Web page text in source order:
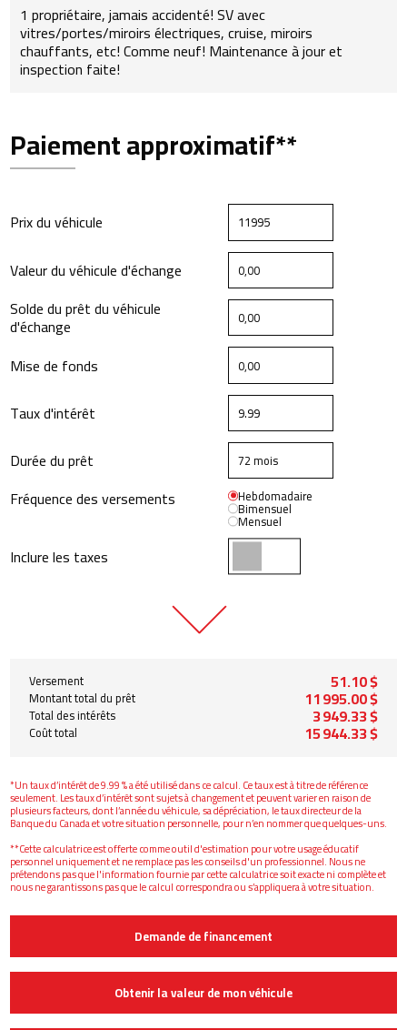
1 propriétaire, jamais accidenté! SV avec
vitres/portes/miroirs électriques, cruise, miroirs
chauffants, etc! Comme neuf! Maintenance à jour et
inspection faite!
Paiement approximatif**
Prix du véhicule
Valeur du véhicule d'échange
Solde du prêt du véhicule
d'échange
Mise de fonds
Taux d'intérêt
Durée du prêt
Fréquence des versements
Hebdomadaire
Bimensuel
Mensuel
Inclure les taxes
Versement 51.10 $
Montant total du prêt 11 995.00 $
Total des intérêts 3 949.33 $
Coût total 15 944.33 $
*Un taux d’intérêt de 9.99 % a été utilisé dans ce calcul. Ce taux est à titre de référence
seulement. Les taux d’intérêt sont sujets à changement et peuvent varier en raison de
plusieurs facteurs, dont l’année du véhicule, sa dépréciation, le taux directeur de la
Banque du Canada et votre situation personnelle, pour n’en nommer que quelques-uns.
**Cette calculatrice est offerte comme outil d'estimation pour votre usage éducatif
personnel uniquement et ne remplace pas les conseils d'un professionnel. Nous ne
prétendons pas que l'information fournie par cette calculatrice soit exacte ni complète et
nous ne garantissons pas que le calcul correspondra ou s’appliquera à votre situation.
Demande de financement
Obtenir la valeur de mon véhicule